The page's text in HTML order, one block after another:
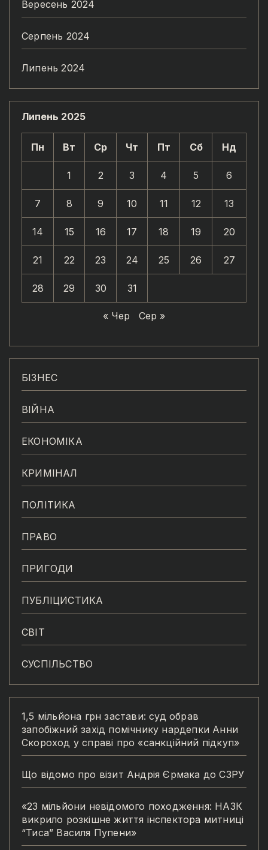
Вересень 2024
Серпень 2024
Липень 2024
Липень 2025
Пн Вт Ср Чт Пт Сб Нд
1 2 3 4 5 6
7 8 9 10 11 12 13
14 15 16 17 18 19 20
21 22 23 24 25 26 27
28 29 30 31
« Чер Сер »
БІЗНЕС
ВІЙНА
ЕКОНОМІКА
КРИМІНАЛ
ПОЛІТИКА
ПРАВО
ПРИГОДИ
ПУБЛІЦИСТИКА
СВІТ
СУСПІЛЬСТВО
1,5 мільйона грн застави: суд обрав
запобіжний захід помічнику нардепки Анни
Скороход у справі про «санкційний підкуп»
Що відомо про візит Андрія Єрмака до СЗРУ
«23 мільйони невідомого походження: НАЗК
викрило розкішне життя інспектора митниці
“Тиса” Василя Пупени»